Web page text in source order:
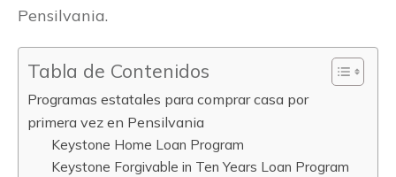
Pensilvania.
Tabla de Contenidos
Programas estatales para comprar casa por
primera vez en Pensilvania
Keystone Home Loan Program
Keystone Forgivable in Ten Years Loan Program